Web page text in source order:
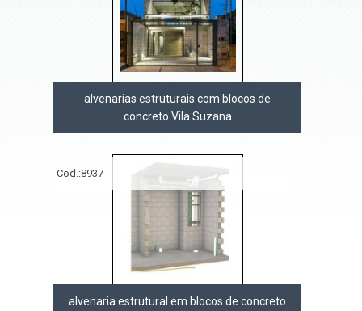
alvenarias estruturais com blocos de
concreto Vila Suzana
Cod.:8937
alvenaria estrutural em blocos de concreto